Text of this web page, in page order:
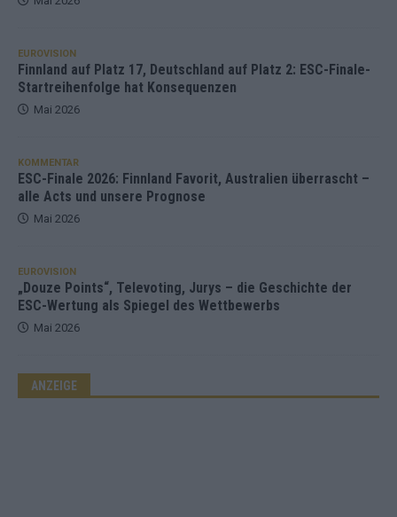
EUROVISION
Finnland auf Platz 17, Deutschland auf Platz 2: ESC-Finale-
Startreihenfolge hat Konsequenzen
Mai 2026
KOMMENTAR
ESC-Finale 2026: Finnland Favorit, Australien überrascht –
alle Acts und unsere Prognose
Mai 2026
EUROVISION
„Douze Points“, Televoting, Jurys – die Geschichte der
ESC-Wertung als Spiegel des Wettbewerbs
Mai 2026
ANZEIGE